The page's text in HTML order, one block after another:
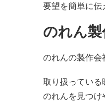
要望を簡単に伝
のれん
のれんの製作会
取り扱っている
のれんを見つけ